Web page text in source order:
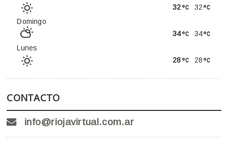
32
32
Domingo
34
34
Lunes
28
28
CONTACTO
info@riojavirtual.com.ar